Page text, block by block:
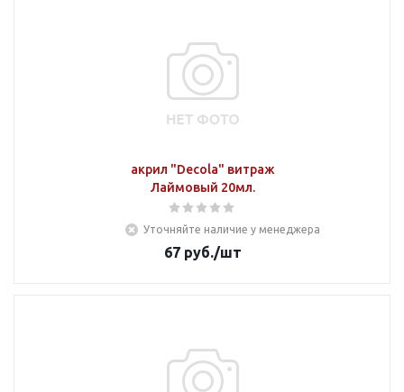
акрил "Decola" витраж
Лаймовый 20мл.
Уточняйте наличие у менеджера
67руб./шт